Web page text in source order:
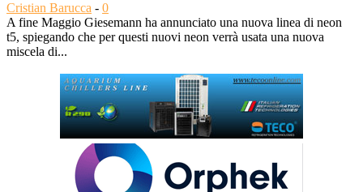
Cristian Barucca - 0
A fine Maggio Giesemann ha annunciato una nuova linea di neon
t5, spiegando che per questi nuovi neon verrà usata una nuova
miscela di...